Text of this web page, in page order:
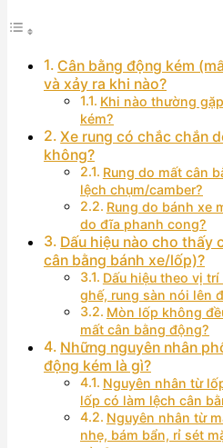
Cân bằng động kém
và xảy ra khi nào?
Khi nào thường
kém?
Xe rung có chắc chắn
không?
Rung do mất cân
lệch chụm/camber?
Rung do bánh xe
do đĩa phanh cong?
Dấu hiệu nào cho thấy
cân bằng bánh xe/lốp)?
Dấu hiệu theo vị
ghế, rung sàn nói lên
Mòn lốp không
mất cân bằng động?
Những nguyên nhân
động kém là gì?
Nguyên nhân từ
lốp có làm lệch cân
Nguyên nhân từ
nhẹ, bám bẩn, rỉ sét